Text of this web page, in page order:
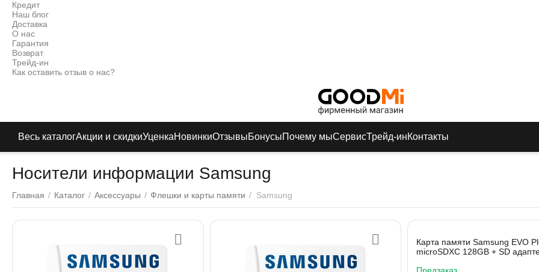
Кредит
Наш блог
Доставка
О нас
Гарантия
Возврат
Трейд-ин
Как оставить отзыв о нас?
Весь каталогАкции и скидкиУценкаНовинкиОтзывыБонусыПочему мыСервисТрейд-инКонтакты
Носители информации Samsung
Главная / Каталог / Аксессуары / Флешки и карты памяти / Samsung
Карта памяти Samsung EVO
microSDXC 128GB + SD